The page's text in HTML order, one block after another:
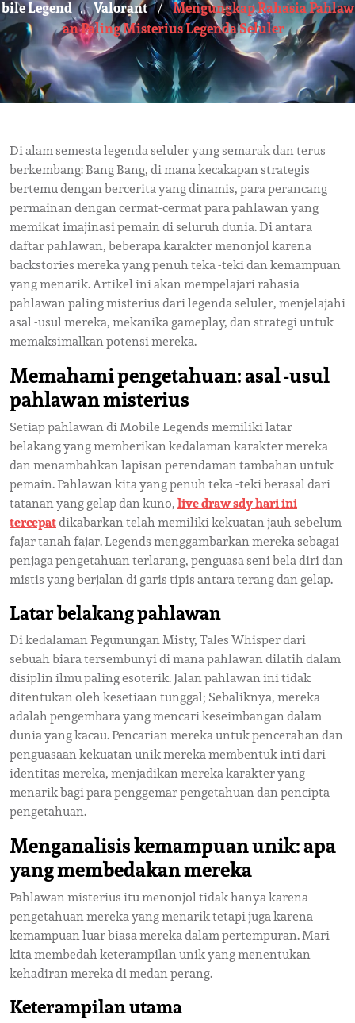
Bile Legend , Valorant / Mengungkap Rahasia Pahlaw
An Paling Misterius Legenda Seluler
Di alam semesta legenda seluler yang semarak dan terus
berkembang: Bang Bang, di mana kecakapan strategis
bertemu dengan bercerita yang dinamis, para perancang
permainan dengan cermat-cermat para pahlawan yang
memikat imajinasi pemain di seluruh dunia. Di antara
daftar pahlawan, beberapa karakter menonjol karena
backstories mereka yang penuh teka -teki dan kemampuan
yang menarik. Artikel ini akan mempelajari rahasia
pahlawan paling misterius dari legenda seluler, menjelajahi
asal -usul mereka, mekanika gameplay, dan strategi untuk
memaksimalkan potensi mereka.
Memahami pengetahuan: asal -usul
pahlawan misterius
Setiap pahlawan di Mobile Legends memiliki latar
belakang yang memberikan kedalaman karakter mereka
dan menambahkan lapisan perendaman tambahan untuk
pemain. Pahlawan kita yang penuh teka -teki berasal dari
tatanan yang gelap dan kuno,live draw sdy hari ini
tercepatdikabarkan telah memiliki kekuatan jauh sebelum
fajar tanah fajar. Legends menggambarkan mereka sebagai
penjaga pengetahuan terlarang, penguasa seni bela diri dan
mistis yang berjalan di garis tipis antara terang dan gelap.
Latar belakang pahlawan
Di kedalaman Pegunungan Misty, Tales Whisper dari
sebuah biara tersembunyi di mana pahlawan dilatih dalam
disiplin ilmu paling esoterik. Jalan pahlawan ini tidak
ditentukan oleh kesetiaan tunggal; Sebaliknya, mereka
adalah pengembara yang mencari keseimbangan dalam
dunia yang kacau. Pencarian mereka untuk pencerahan dan
penguasaan kekuatan unik mereka membentuk inti dari
identitas mereka, menjadikan mereka karakter yang
menarik bagi para penggemar pengetahuan dan pencipta
pengetahuan.
Menganalisis kemampuan unik: apa
yang membedakan mereka
Pahlawan misterius itu menonjol tidak hanya karena
pengetahuan mereka yang menarik tetapi juga karena
kemampuan luar biasa mereka dalam pertempuran. Mari
kita membedah keterampilan unik yang menentukan
kehadiran mereka di medan perang.
Keterampilan utama